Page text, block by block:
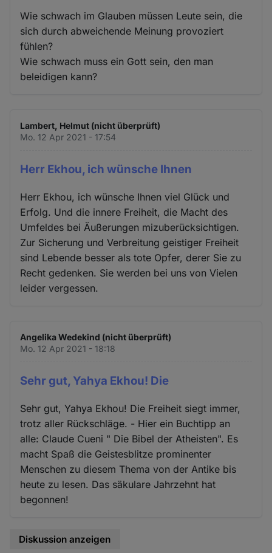
Wie schwach im Glauben müssen Leute sein, die
sich durch abweichende Meinung provoziert
fühlen?
Wie schwach muss ein Gott sein, den man
beleidigen kann?
Lambert, Helmut (nicht überprüft)
Mo. 12 Apr 2021 - 17:54
Herr Ekhou, ich wünsche Ihnen
Herr Ekhou, ich wünsche Ihnen viel Glück und
Erfolg. Und die innere Freiheit, die Macht des
Umfeldes bei Äußerungen mizuberücksichtigen.
Zur Sicherung und Verbreitung geistiger Freiheit
sind Lebende besser als tote Opfer, derer Sie zu
Recht gedenken. Sie werden bei uns von Vielen
leider vergessen.
Angelika Wedekind (nicht überprüft)
Mo. 12 Apr 2021 - 18:18
Sehr gut, Yahya Ekhou! Die
Sehr gut, Yahya Ekhou! Die Freiheit siegt immer,
trotz aller Rückschläge. - Hier ein Buchtipp an
alle: Claude Cueni " Die Bibel der Atheisten". Es
macht Spaß die Geistesblitze prominenter
Menschen zu diesem Thema von der Antike bis
heute zu lesen. Das säkulare Jahrzehnt hat
begonnen!
Diskussion anzeigen